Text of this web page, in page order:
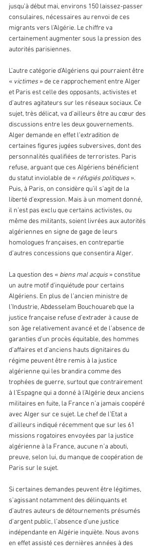
jusqu’à début mai, environs 150 laissez-passer
consulaires, nécessaires au renvoi de ces
migrants vers l’Algérie. Le chiffre va
certainement augmenter sous la pression des
autorités parisiennes.
L’autre catégorie d’Algériens qui pourraient être
« victimes » de ce rapprochement entre Alger
et Paris est celle des opposants, activistes et
d’autres agitateurs sur les réseaux sociaux. Ce
sujet, très délicat, va d’ailleurs être au cœur des
discussions entre les deux gouvernements.
Alger demande en effet l’extradition de
certaines figures jugées subversives, dont des
personnalités qualifiées de terroristes. Paris
refuse, arguant que ces Algériens bénéficient
du statut inviolable de « réfugiés politiques ».
Puis, à Paris, on considère qu’il s’agit de la
liberté d’expression. Mais à un moment donné,
il n’est pas exclu que certains activistes, ou
même des militants, soient livrées aux autorités
algériennes en signe de gage de leurs
homologues françaises, en contrepartie
d’autres concessions que consentira Alger.
La question des « biens mal acquis » constitue
un autre motif d’inquiétude pour certains
Algériens. En plus de l’ancien ministre de
l’Industrie, Abdesselam Bouchouareb que la
justice française refuse d’extrader à cause de
son âge relativement avancé et de l’absence de
garanties d’un procès équitable, des hommes
d’affaires et d’anciens hauts dignitaires du
régime peuvent être remis à la justice
algérienne qui les brandira comme des
trophées de guerre, surtout que contrairement
à l’Espagne qui a donné à l’Algérie deux anciens
militaires en fuite, la France n’a jamais coopéré
avec Alger sur ce sujet. Le chef de l’Etat a
d’ailleurs indiqué récemment que sur les 61
missions rogatoires envoyées par la justice
algérienne à la France, aucune n’a abouti,
preuve, selon lui, du manque de coopération de
Paris sur le sujet.
Si certaines demandes peuvent être légitimes,
s’agissant notamment des délinquants et
d’autres auteurs de détournements présumés
d’argent public, l’absence d’une justice
indépendante en Algérie inquiète. Nous avons
en effet assisté ces dernières années à des